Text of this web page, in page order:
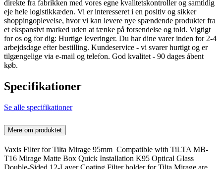
direkte fra fabrikken med vores egne kvalitetskontroller og samtidig
eje hele logistikkæden. Vi er interesseret i en positiv og sikker
shoppingoplevelse, hvor vi kan levere nye spændende produkter fra
et ekspansivt marked uden at tænke på forsendelse og told. Vigtigt
for os og for dig: Hurtige leveringer. Du har dine varer inden for 2-4
arbejdsdage efter bestilling. Kundeservice - vi svarer hurtigt og er
tilgængelige via e-mail og telefon. God kvalitet - 90 dages åbent
køb.
Specifikationer
Se alle specifikationer
Mere om produktet
Vaxis Filter for Tilta Mirage 95mm Compatible with TiLTA MB-
T16 Mirage Matte Box Quick Installation K95 Optical Glass
Double-Sided 12-Layer Coating Filter holder for Tilta Mirage are